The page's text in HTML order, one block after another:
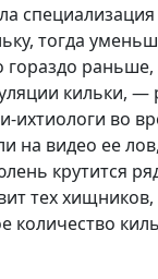
тогда
кильки, —
ихтиологи во
на видео ее
крутится
тех
количество